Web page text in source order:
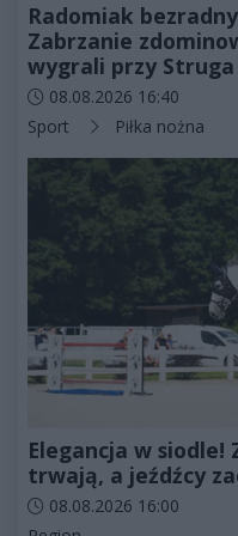
Radomiak
Zabrzanie
wygrali przy Struga
Data dodania artykułu:
08.08.2026 16:40
Kategorie artykułu:
Sport Piłka nożna
Elegancja w siodle!
trwają, a jeźdźcy
Data dodania artykułu:
08.08.2026 16:00